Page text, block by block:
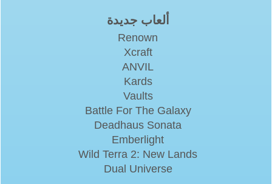
ألعاب جديدة
Renown
Xcraft
ANVIL
Kards
Vaults
Battle For The Galaxy
Deadhaus Sonata
Emberlight
Wild Terra 2: New Lands
Dual Universe